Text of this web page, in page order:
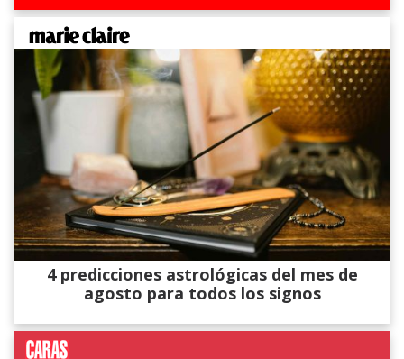
4 predicciones astrológicas del mes de
agosto para todos los signos